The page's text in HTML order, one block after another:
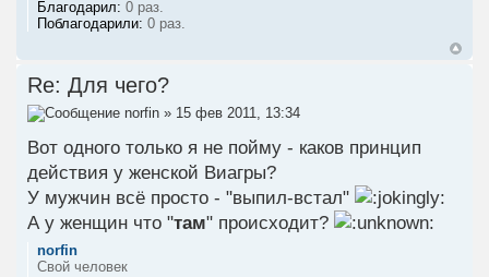
Благодарил: 0 раз.
Поблагодарили: 0 раз.
Re: Для чего?
norfin » 15 фев 2011, 13:34
Вот одного только я не пойму - каков принцип
действия у женской Виагры?
У мужчин всё просто - "выпил-встал"
А у женщин что "там" происходит?
norfin
Свой человек